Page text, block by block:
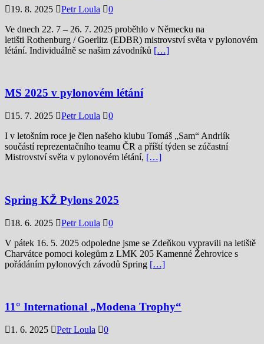
19. 8. 2025 Petr Loula
0
Ve dnech 22. 7 – 26. 7. 2025 proběhlo v Německu na
letišti Rothenburg / Goerlitz (EDBR) mistrovství světa v pylonovém
létání. Individuálně se našim závodníků […]
MS 2025 v pylonovém létání
15. 7. 2025 Petr Loula
0
I v letošním roce je člen našeho klubu Tomáš „Sam“ Andrlík
součástí reprezentačního teamu ČR a příští týden se zúčastní
Mistrovství světa v pylonovém létání, […]
Spring KŽ Pylons 2025
18. 6. 2025 Petr Loula
0
V pátek 16. 5. 2025 odpoledne jsme se Zdeňkou vypravili na letiště
Charvátce pomoci kolegům z LMK 205 Kamenné Žehrovice s
pořádáním pylonových závodů Spring […]
11° International „Modena Trophy“
1. 6. 2025 Petr Loula
0